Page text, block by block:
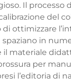
Il processo
del
ottimizzare
in
materiale
per
l’editoria di